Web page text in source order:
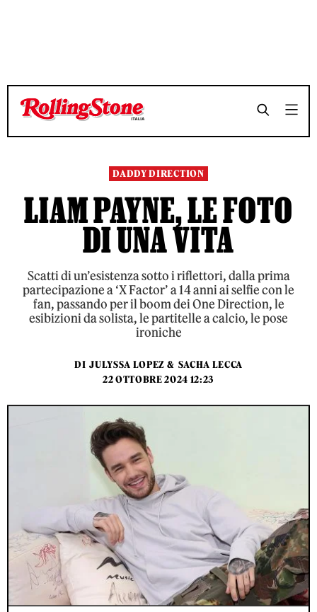
TEMPO DI LETTURA 6 MINUTI
TEMPO DI LETTURA 6 MINUTI
DADDY DIRECTION
LIAM PAYNE, LE FOTO
DI UNA VITA
Scatti di un’esistenza sotto i riflettori, dalla prima
partecipazione a ‘X Factor’ a 14 anni ai selfie con le
fan, passando per il boom dei One Direction, le
esibizioni da solista, le partitelle a calcio, le pose
ironiche
DI JULYSSA LOPEZ & SACHA LECCA
22 OTTOBRE 2024 12:23